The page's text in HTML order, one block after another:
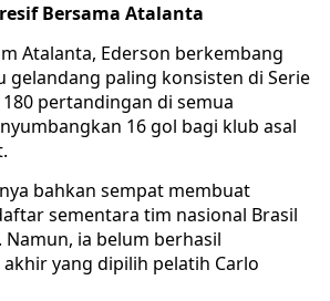
Bersama Atalanta
Atalanta, Ederson berkembang
gelandang paling konsisten di Serie
pertandingan di semua
16 gol bagi klub asal
bahkan sempat membuat
sementara tim nasional Brasil
Namun, ia belum berhasil
yang dipilih pelatih Carlo